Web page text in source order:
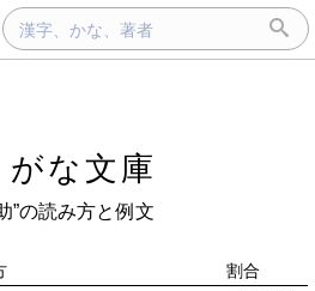
がな文庫
”の読み方と例文
割合